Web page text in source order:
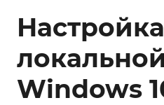
Настройка
Windows